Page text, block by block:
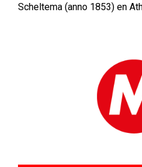
Scheltema (anno 1853) en